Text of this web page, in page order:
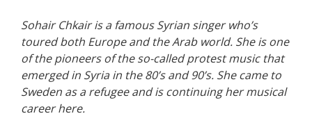
Sohair Chkair is a famous Syrian singer who’s
toured both Europe and the Arab world. She is one
of the pioneers of the so-called protest music that
emerged in Syria in the 80’s and 90’s. She came to
Sweden as a refugee and is continuing her musical
career here.